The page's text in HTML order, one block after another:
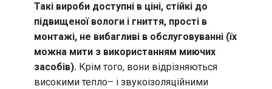
Такі вироби доступні в ціні, стійкі до
підвищеної вологи і гниття, прості в
монтажі, не вибагливі в обслуговуванні (їх
можна мити з використанням миючих
засобів). Крім того, вони відрізняються
високими тепло– і звукоізоляційними